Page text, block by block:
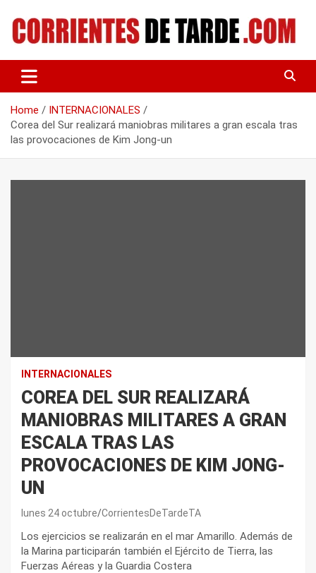
content
CORRIENTES DE TARDE
Home
INTERNACIONALES
Corea del Sur realizará maniobras militares a gran escala tras
las provocaciones de Kim Jong-un
INTERNACIONALES
COREA DEL SUR REALIZARÁ
MANIOBRAS MILITARES A GRAN
ESCALA TRAS LAS
PROVOCACIONES DE KIM JONG-
UN
lunes 24 octubre CorrientesDeTardeTA
Los ejercicios se realizarán en el mar Amarillo. Además de
la Marina participarán también el Ejército de Tierra, las
Fuerzas Aéreas y la Guardia Costera